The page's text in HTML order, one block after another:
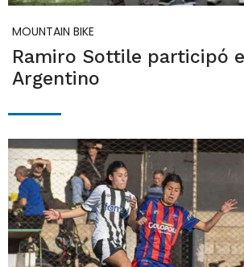
MOUNTAIN BIKE
Ramiro Sottile participó
Argentino